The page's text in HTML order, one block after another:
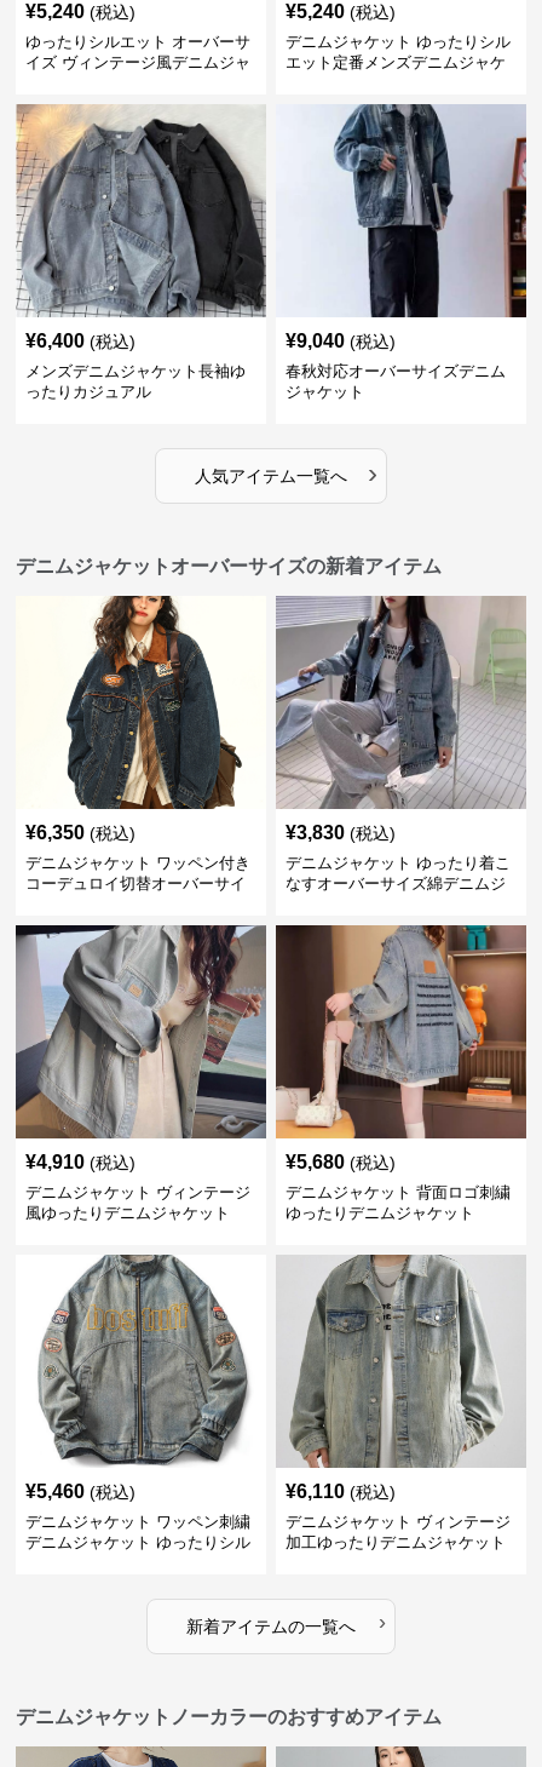
¥5,240 (税込)
ゆったりシルエット オーバーサ
イズ ヴィンテージ風デニムジャ
¥5,240 (税込)
デニムジャケット ゆったりシル
エット定番メンズデニムジャケ
¥6,400 (税込)
メンズデニムジャケット長袖ゆ
ったりカジュアル
¥9,040 (税込)
春秋対応オーバーサイズデニム
ジャケット
人気アイテム一覧へ ›
デニムジャケットオーバーサイズの新着アイテム
¥6,350 (税込)
デニムジャケット ワッペン付き
コーデュロイ切替オーバーサイ
¥3,830 (税込)
デニムジャケット ゆったり着こ
なすオーバーサイズ綿デニムジ
¥4,910 (税込)
デニムジャケット ヴィンテージ
風ゆったりデニムジャケット
¥5,680 (税込)
デニムジャケット 背面ロゴ刺繍
ゆったりデニムジャケット
¥5,460 (税込)
デニムジャケット ワッペン刺繍
デニムジャケット ゆったりシル
¥6,110 (税込)
デニムジャケット ヴィンテージ
加工ゆったりデニムジャケット
新着アイテムの一覧へ ›
デニムジャケットノーカラーのおすすめアイテム